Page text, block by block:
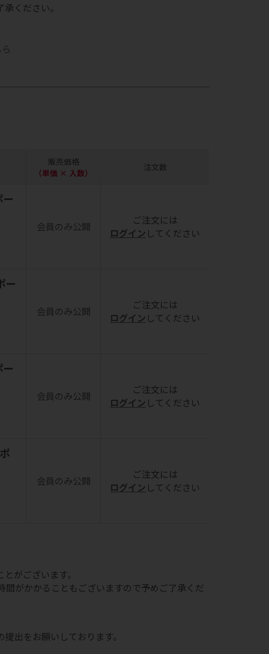
ください。
販売価格
（単価 × 入数）
注文数
会員のみ公開
ご注文には
ログイン してください
ー
会員のみ公開
ご注文には
ログイン してください
会員のみ公開
ご注文には
ログイン してください
会員のみ公開
ご注文には
ログイン してください
がございます。
がかかることもございますので予めご了承くだ
出をお願いしております。